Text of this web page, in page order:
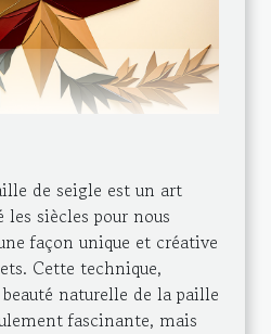
de seigle est un art
siècles pour nous
façon unique et créative
Cette technique,
naturelle de la paille
fascinante, mais